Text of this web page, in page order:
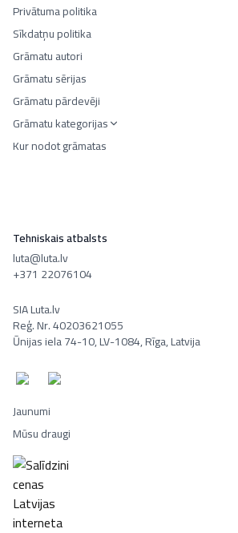
Privātuma politika
Sīkdatņu politika
Grāmatu autori
Grāmatu sērijas
Grāmatu pārdevēji
Grāmatu kategorijas
Kur nodot grāmatas
Tehniskais atbalsts
luta@luta.lv
+371 22076104
SIA Luta.lv
Reģ. Nr. 40203621055
Ūnijas iela 74-10, LV-1084, Rīga, Latvija
Jaunumi
Mūsu draugi